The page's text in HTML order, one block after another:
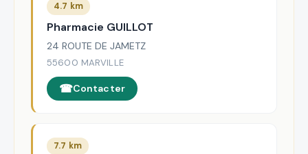
4.7 km
Pharmacie GUILLOT
24 ROUTE DE JAMETZ
55600 MARVILLE
Contacter
7.7 km